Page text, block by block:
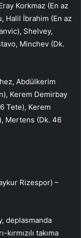
Korkmaz (En az
Halil İbrahim (En az
Shelvey,
Minchev (Dk.
Abdülkerim
Kerem Demirbay
Tete), Kerem
Mertens (Dk. 46
Rizespor) –
deplasmanda
takıma